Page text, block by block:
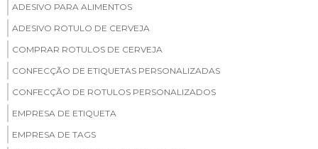
ADESIVO PARA ALIMENTOS
ADESIVO ROTULO DE CERVEJA
COMPRAR ROTULOS DE CERVEJA
CONFECÇÃO DE ETIQUETAS PERSONALIZADAS
CONFECÇÃO DE ROTULOS PERSONALIZADOS
EMPRESA DE ETIQUETA
EMPRESA DE TAGS